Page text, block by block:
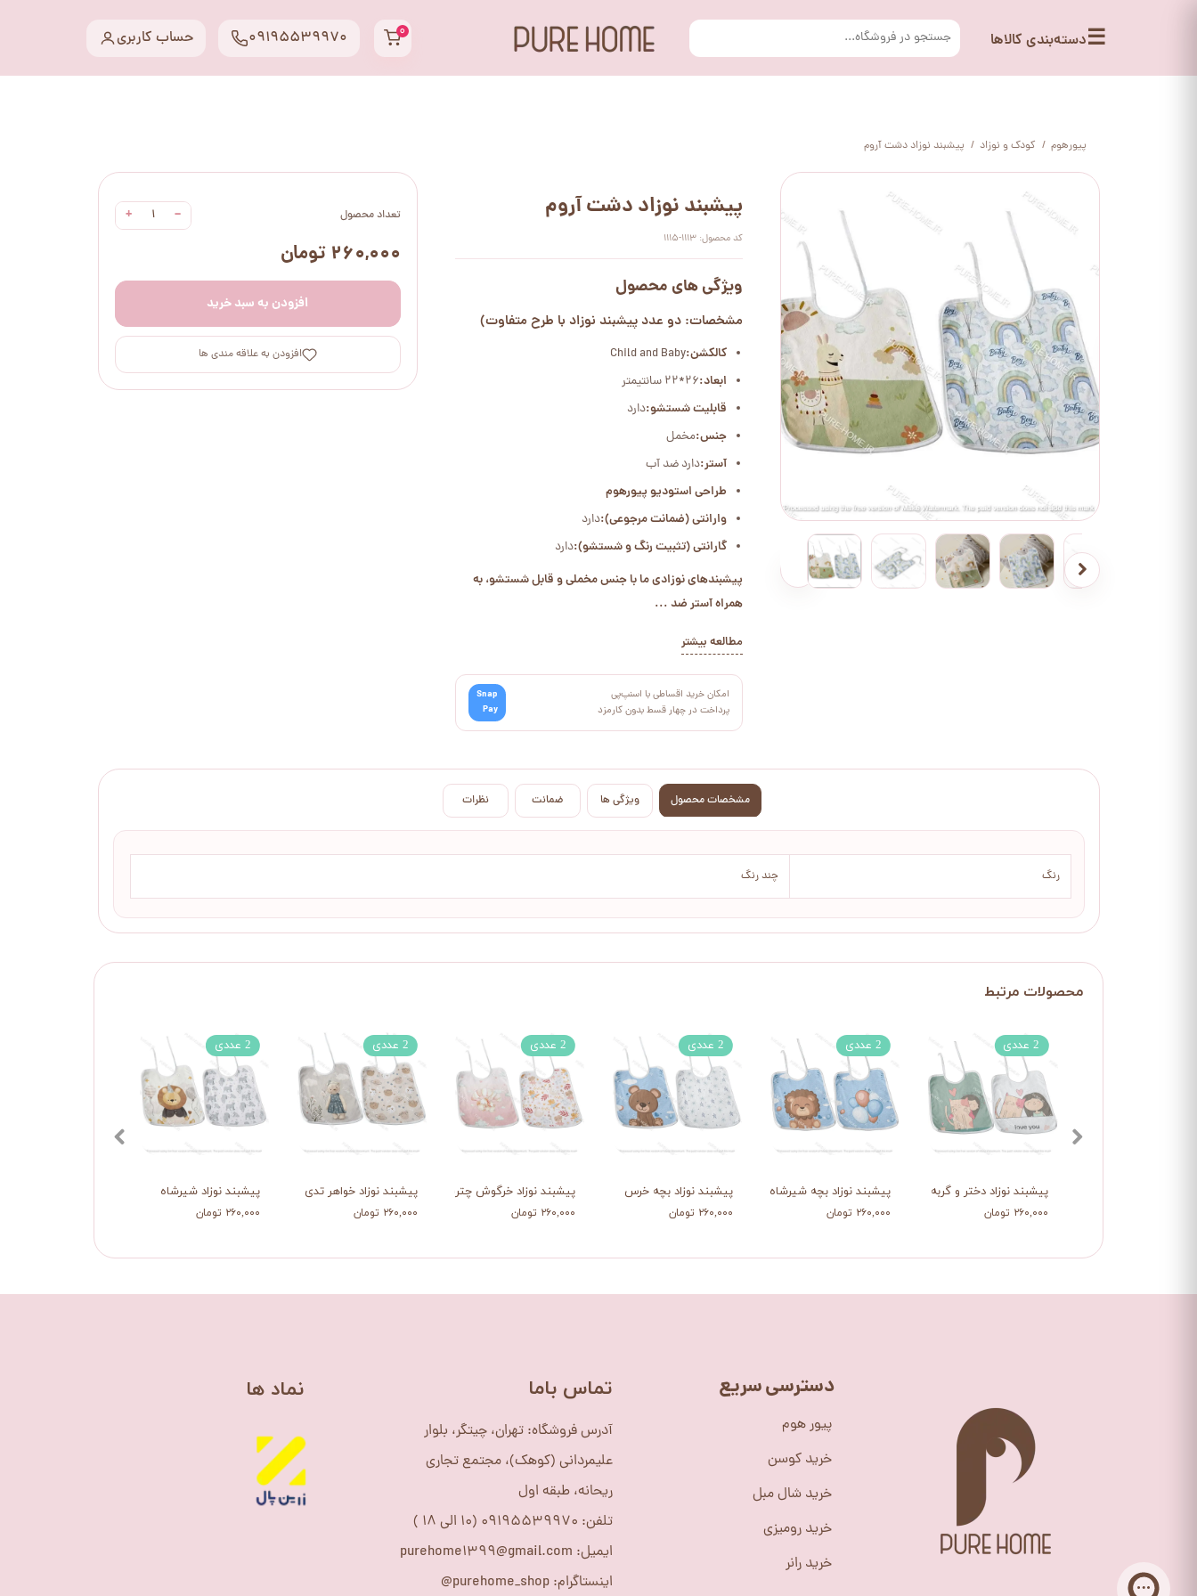
☰دسته‌بندی کالاها ۰ حساب کاربری 09195539970
پیورهوم کودک و نوزاد پیشبند نوزاد دشت آروم
تعداد محصول −
+
۲۶۰,۰۰۰ تومان
افزودن به سبد خرید
افزودن به علاقه مندی ها
پیشبند نوزاد دشت آروم
کد محصول: 1113-1115
ویژگی های محصول
مشخصات: دو عدد پیشبند نوزاد با طرح متفاوت)
کالکشن:Child and Baby
ابعاد:26*22 سانتیمتر
قابلیت شستشو:دارد
جنس:مخمل
آستر:دارد ضد آب
طراحی استودیو پیورهوم
وارانتی (ضمانت مرجوعی):دارد
گارانتی (تثبیت رنگ و شستشو):دارد
پیشبندهای نوزادی ما با جنس مخملی و قابل شستشو، به
همراه آستر ضد ...
مطالعه بیشتر
امکان خرید اقساطی با اسنپ‌پی
پرداخت در چهار قسط بدون کارمزد
Snap
Pay
مشخصات محصول ویژگی ها ضمانت نظرات
رنگ چند رنگ
پیشبند نوزاد شیرشاه
۲۶۰,۰۰۰ تومان
2 عددی
پیشبند نوزاد خواهر تدی
۲۶۰,۰۰۰ تومان
2 عددی
پیشبند نوزاد خرگوش چترباز
۲۶۰,۰۰۰ تومان
2 عددی
پیشبند نوزاد بچه خرس
۲۶۰,۰۰۰ تومان
2 عددی
پیشبند نوزاد بچه شیرشاه
۲۶۰,۰۰۰ تومان
2 عددی
پیشبند نوزاد دختر و گربه
۲۶۰,۰۰۰ تومان
2 عددی
پیور هوم
خرید کوسن
خرید شال مبل
خرید رومیزی
خرید رانر
دسترسی سریع ​تماس باما
آدرس فروشگاه: تهران، چیتگر، بلوار
علیمردانی (کوهک)، مجتمع تجاری
ریحانه، طبقه اول
تلفن: 09195539970 (10 الی 18 )
ایمیل: purehome1399@gmail.com
اینستاگرام: purehome_shop@
​نماد ها